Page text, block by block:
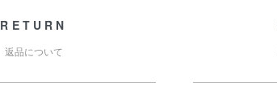
RETURN
返品について